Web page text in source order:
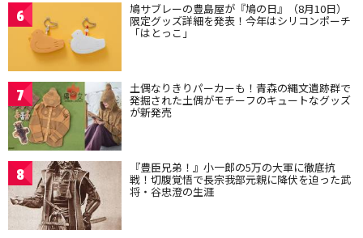
6 鳩サブレーの豊島屋が『鳩の日』（8月10日）
限定グッズ詳細を発表！今年はシリコンポーチ
「はとっこ」
7 土偶なりきりパーカーも！青森の縄文遺跡群で
発掘された土偶がモチーフのキュートなグッズ
が新発売
8 『豊臣兄弟！』小一郎の5万の大軍に徹底抗
戦！切腹覚悟で長宗我部元親に降伏を迫った武
将・谷忠澄の生涯